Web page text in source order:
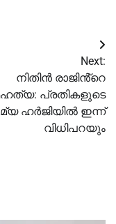
Next:
നിതിൻ രാജിൻ്റെ
പ്രതികളുടെ
ഹര്‍ജിയില്‍ ഇന്ന്
വിധിപറയും